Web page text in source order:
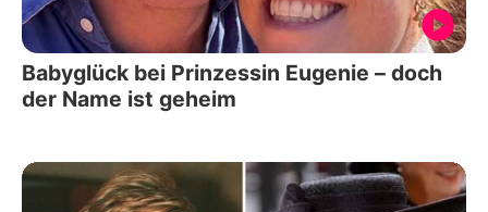
Babyglück bei Prinzessin Eugenie – doch
der Name ist geheim